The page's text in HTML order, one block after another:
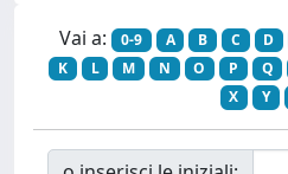
Vai a: 0-9 A B C D
K
L M N O P Q
X
Y